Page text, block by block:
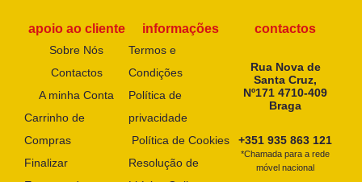
apoio ao cliente
Sobre Nós
Contactos
A minha Conta
Carrinho de
Compras
Finalizar
informações
Termos e
Condições
Política de
privacidade
Política de Cookies
Resolução de
contactos
Rua Nova de
Santa Cruz,
Nº171 4710-409
Braga
+351 935 863 121
*Chamada para a rede
móvel nacional